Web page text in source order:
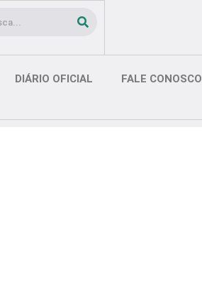
DIÁRIO OFICIAL FALE CONOSCO